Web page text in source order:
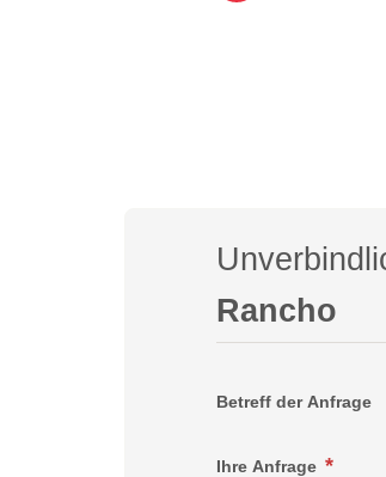
Rancho
Betreff der Anfrage
Ihre Anfrage